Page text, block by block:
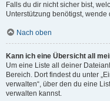
Falls du dir nicht sicher bist,
Unterstützung benötigst,
Nach oben
Kann ich eine Übersicht all
Um eine Liste all deiner
Bereich. Dort findest du unter
verwalten“, über den du eine
verwalten kannst.